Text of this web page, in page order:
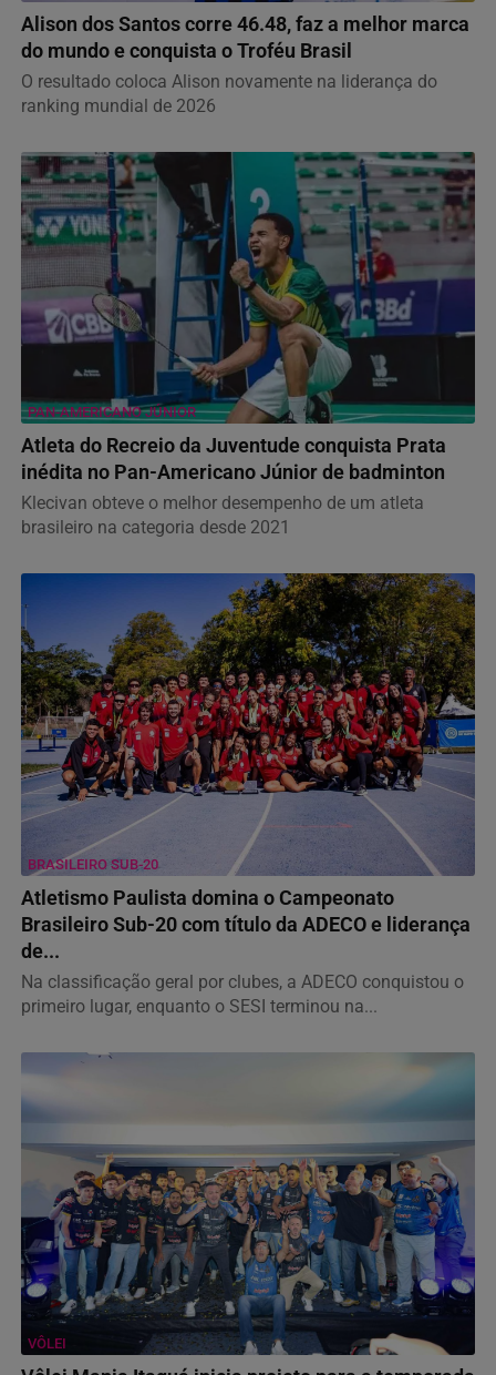
Alison dos Santos corre 46.48, faz a melhor marca
do mundo e conquista o Troféu Brasil
O resultado coloca Alison novamente na liderança do
ranking mundial de 2026
PAN-AMERICANO JÚNIOR
Atleta do Recreio da Juventude conquista Prata
inédita no Pan-Americano Júnior de badminton
Klecivan obteve o melhor desempenho de um atleta
brasileiro na categoria desde 2021
BRASILEIRO SUB-20
Atletismo Paulista domina o Campeonato
Brasileiro Sub-20 com título da ADECO e liderança
de...
Na classificação geral por clubes, a ADECO conquistou o
primeiro lugar, enquanto o SESI terminou na...
VÔLEI